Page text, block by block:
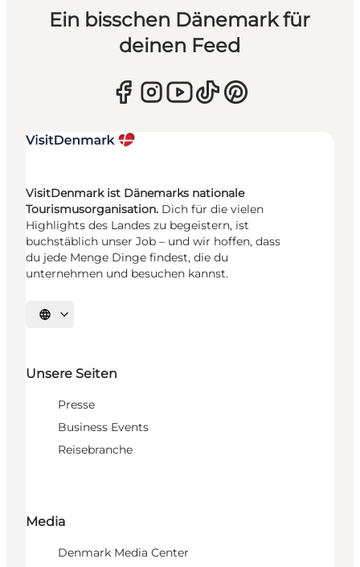
Ein bisschen Dänemark für
deinen Feed
VisitDenmark ist Dänemarks nationale
Tourismusorganisation. Dich für die vielen
Highlights des Landes zu begeistern, ist
buchstäblich unser Job – und wir hoffen, dass
du jede Menge Dinge findest, die du
unternehmen und besuchen kannst.
Sprache auswählen
Unsere Seiten
Presse
Business Events
Reisebranche
Media
Denmark Media Center